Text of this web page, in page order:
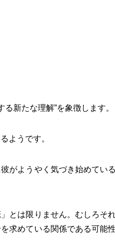
る新たな理解”を象徴します。
ようです。
がようやく気づき始めてい
とは限りません。むしろそれ
求めている関係である可能